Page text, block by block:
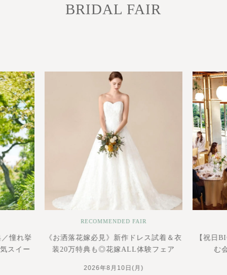
BRIDAL FAIR
憧れ挙
スイー
RECOMMENDED FAIR
《お洒落花嫁必見》新作ドレス試着＆衣
装20万特典も◎花嫁ALL体験フェア
2026年8月10日(月)
【祝日
む